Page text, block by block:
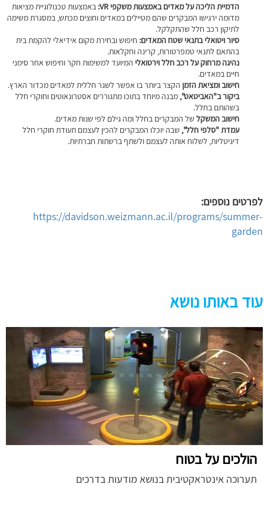
הדמיית הליכה על מאדים באמצעות משקפי VR
: באמצעות טכנולוגיית מציאות
מדומה ירגישו המבקרים שהם מטיילים במאדים וחוצים מכתש, במסגרת משימה
לתיקון רכב חלל שהתקלקל.
סיור ויטואלי בתנאי שטח המאדים: חיפוש ובחירת מקום אידיאלי להקמת בית
בהתאם לתנאי טמפרטורות, קרינה וחקלאות.
נהיגה מרחוק על רכב חלל וירטואלי המיועד למשימות חקר וחיפוש אחר סימני
חיים במאדים.
חישוב ומציאת הזמן הקצר ביותר בו אפשר לשגר חללית למאדים מכדור הארץ.
ביקור ב"האביטאט", מבנה מיוחד בתוכו מתגוררים אסטרונאוטים וחוקרי חלל
בשהותם בחלל.
חישוב המשקל של המבקרים בחלל ומה גילם לפי שנות מאדים.
עמדת "סלפי חלל", שבה יוכלו המבקרים להכין לעצמם תעודת חוקרי חלל
דיגיטליות, לשלוח אותה לעצמם ולשתף ברשתות חברתיות.
לפרטים נוספים:
https://davidson.weizmann.ac.il/programs/summer-
garden
עוד באותו נושא
הולכים על בטוח
תערוכה אינטראקטיבית בנושא מודעות בדרכים